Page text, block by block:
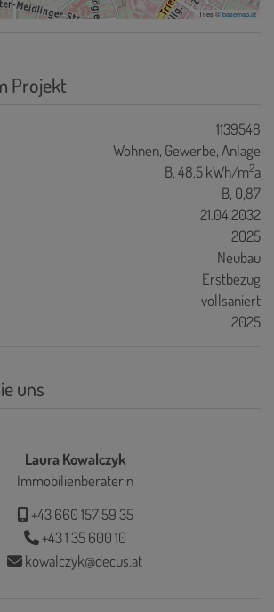
Tiles ©basemap.at
Projekt
1139548
Wohnen Gewerbe Anlage
B, 48.5 kWh/m2a
B, 0,87
21.04.2032
2025
Neubau
Erstbezug
vollsaniert
2025
uns
Laura Kowalczyk
Immobilienberaterin
+43 660 157 59 35
+43 1 35 600 10
kowalczyk@decus.at